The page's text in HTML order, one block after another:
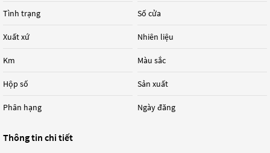
Tình trạng
Xuất xứ
Km
Hộp số
Phân hạng
Số cửa
Nhiên liệu
Màu sắc
Sản xuất
Ngày đăng
Thông tin chi tiết